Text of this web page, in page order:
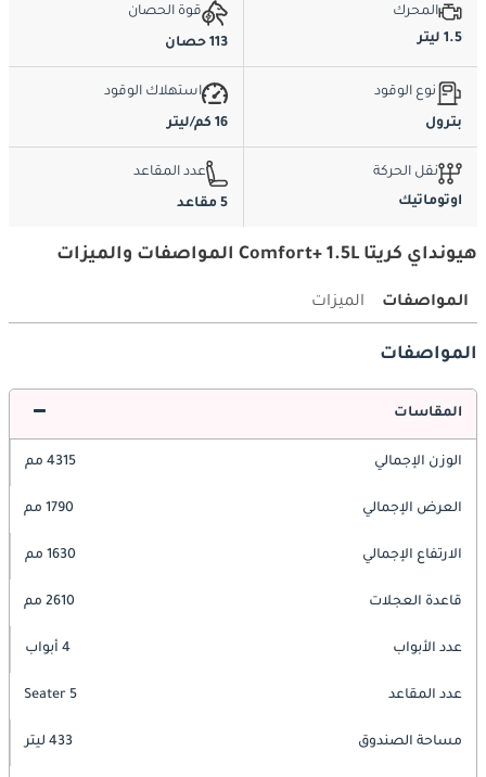
المحرك
1.5 ليتر
قوة الحصان
113 حصان
نوع الوقود
بترول
استهلاك الوقود
16 كم/ليتر
نقل الحركة
اوتوماتيك
عدد المقاعد
5 مقاعد
هيونداي كريتا Comfort+ 1.5L المواصفات والميزات
المواصفات الميزات
المواصفات
المقاسات
الوزن الإجمالي 4315 مم
العرض الإجمالي 1790 مم
الارتفاع الإجمالي 1630 مم
قاعدة العجلات 2610 مم
عدد الأبواب 4 أبواب
عدد المقاعد 5 Seater
مساحة الصندوق 433 ليتر